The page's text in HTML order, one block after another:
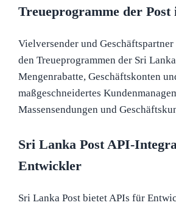
Treueprogramme der
Vielversender und
den Treueprogrammen der Sri
Mengenrabatte, Geschäftskonten
maßgeschneidertes
Massensendungen und
Sri Lanka Post API-
Entwickler
Sri Lanka Post bietet APIs für